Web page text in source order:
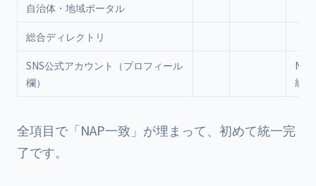
自治体・地域ポータル
総合ディレクトリ
SNS公式アカウント（プロフィール
欄）
統一
全項目で「NAP一致」が埋まって、初めて統一完
了です。